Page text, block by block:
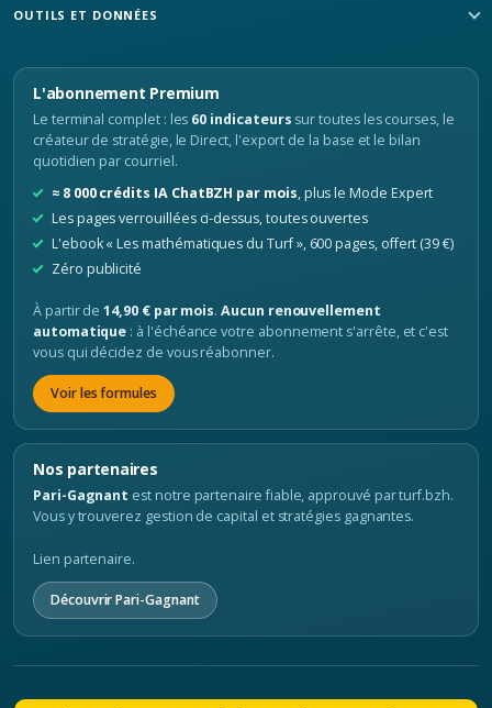
OUTILS ET DONNÉES
L'abonnement Premium
Le terminal complet : les 60 indicateurs sur toutes les courses, le
créateur de stratégie, le Direct, l'export de la base et le bilan
quotidien par courriel.
≈ 8 000 crédits IA ChatBZH par mois, plus le Mode Expert
Les pages verrouillées ci-dessus, toutes ouvertes
L'ebook « Les mathématiques du Turf », 600 pages, offert (39 €)
Zéro publicité
À partir de14,90 € par mois.Aucun renouvellement
automatique : à l'échéance votre abonnement s'arrête, et c'est
vous qui décidez de vous réabonner.
Voir les formules
Nos partenaires
Pari-Gagnant est notre partenaire fiable, approuvé par turf.bzh.
Vous y trouverez gestion de capital et stratégies gagnantes.
Lien partenaire.
Découvrir Pari-Gagnant